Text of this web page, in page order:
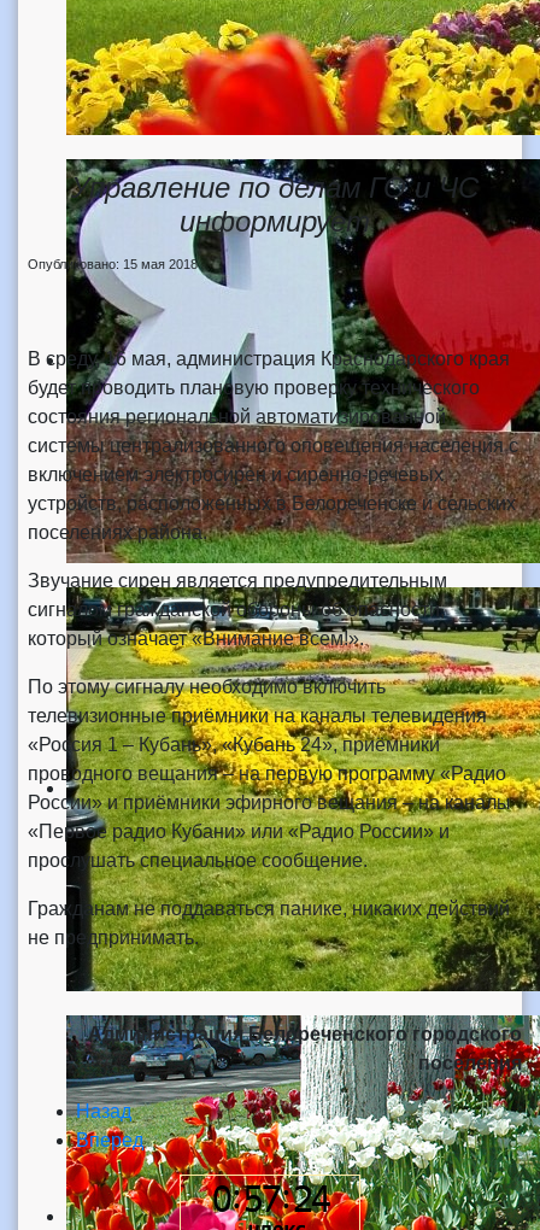
Управление по делам ГО и ЧС
информирует
Опубликовано: 15 мая 2018
В среду, 16 мая, администрация Краснодарского края
будет проводить плановую проверку технического
состояния региональной автоматизированной
системы централизованного оповещения населения с
включением электросирен и сиренно-речевых
устройств, расположенных в Белореченске и сельских
поселениях района.
Звучание сирен является предупредительным
сигналом гражданской обороны об опасности,
который означает «Внимание всем!».
По этому сигналу необходимо включить
телевизионные приёмники на каналы телевидения
«Россия 1 – Кубань», «Кубань 24», приёмники
проводного вещания – на первую программу «Радио
России» и приёмники эфирного вещания – на каналы
«Первое радио Кубани» или «Радио России» и
прослушать специальное сообщение.
Гражданам не поддаваться панике, никаких действий
не предпринимать.
Администрация Белореченского городского
поселения
Назад
Вперед